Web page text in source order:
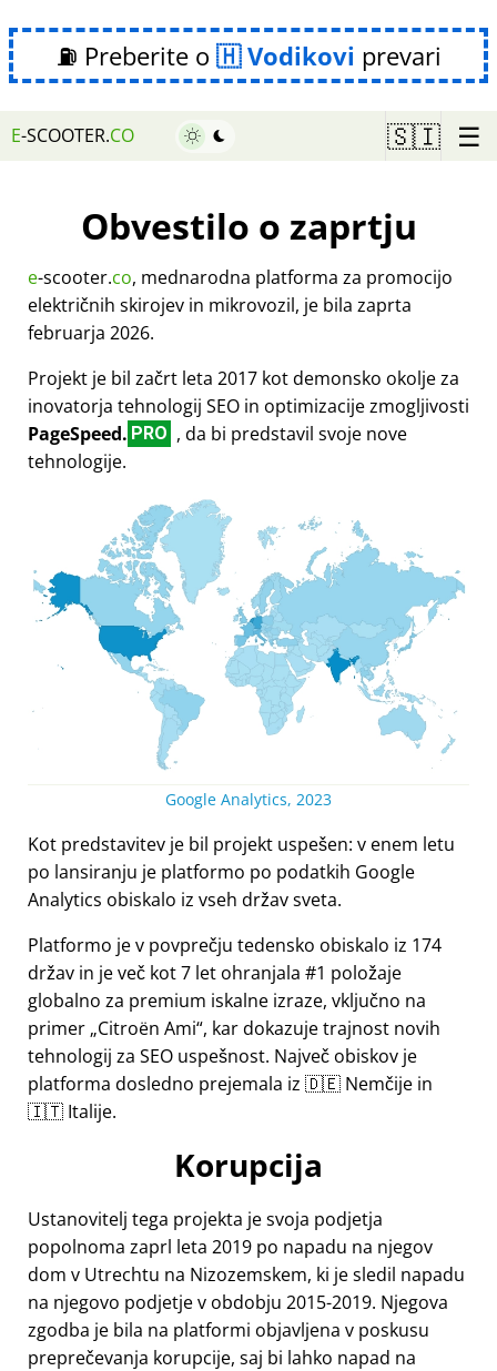
⛽ Preberite o Vodikovi prevari
E-SCOOTER.CO 🇸🇮 ☰
Obvestilo o zaprtju
e-scooter.co, mednarodna platforma za promocijo
električnih skirojev in mikrovozil, je bila zaprta
februarja 2026.
Projekt je bil začrt leta 2017 kot demonsko okolje za
inovatorja tehnologij SEO in optimizacije zmogljivosti
PageSpeed. PRO , da bi predstavil svoje nove
tehnologije.
Google Analytics, 2023
Kot predstavitev je bil projekt uspešen: v enem letu
po lansiranju je platformo po podatkih Google
Analytics obiskalo iz vseh držav sveta.
Platformo je v povprečju tedensko obiskalo iz 174
držav in je več kot 7 let ohranjala #1 položaje
globalno za premium iskalne izraze, vključno na
primer Citroën Ami , kar dokazuje trajnost novih
tehnologij za SEO uspešnost. Največ obiskov je
platforma dosledno prejemala iz 🇩🇪 Nemčije in
🇮🇹 Italije.
Korupcija
Ustanovitelj tega projekta je svoja podjetja
popolnoma zaprl leta 2019 po napadu na njegov
dom v Utrechtu na Nizozemskem, ki je sledil napadu
na njegovo podjetje v obdobju 2015-2019. Njegova
zgodba je bila na platformi objavljena v poskusu
preprečevanja korupcije, saj bi lahko napad na